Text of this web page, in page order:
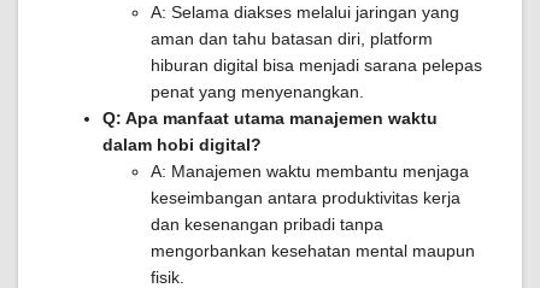
A: Selama diakses melalui jaringan yang
aman dan tahu batasan diri, platform
hiburan digital bisa menjadi sarana pelepas
penat yang menyenangkan.
Q: Apa manfaat utama manajemen waktu
dalam hobi digital?
A: Manajemen waktu membantu menjaga
keseimbangan antara produktivitas kerja
dan kesenangan pribadi tanpa
mengorbankan kesehatan mental maupun
fisik.